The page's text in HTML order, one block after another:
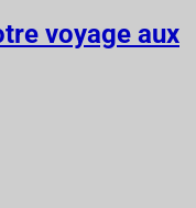
voyage aux